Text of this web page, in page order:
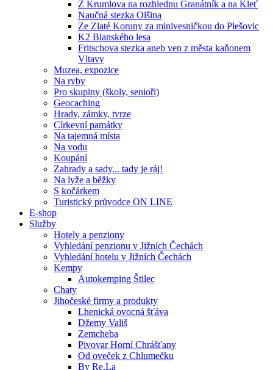
Z Krumlova na rozhlednu Granátník a na Kleť
Naučná stezka Olšina
Ze Zlaté Koruny za minivesničkou do Plešovic
K2 Blanského lesa
Fritschova stezka aneb ven z města kaňonem
Vltavy
Muzea, expozice
Na ryby
Pro skupiny (školy, senioři)
Geocaching
Hrady, zámky, tvrze
Církevní památky
Na tajemná místa
Na vodu
Koupání
Zahrady a sady... tady je ráj!
Na lyže a běžky
S kočárkem
Turistický průvodce ON LINE
E-shop
Služby
Hotely a penziony
Vyhledání penzionu v Jižních Čechách
Vyhledání hotelu v Jižních Čechách
Kempy
Autokemping Štilec
Chaty
Jihočeské firmy a produkty
Lhenická ovocná šťáva
Džemy Vališ
Zemcheba
Pivovar Horní Chrášťany
Od oveček z Chlumečku
By Re.La